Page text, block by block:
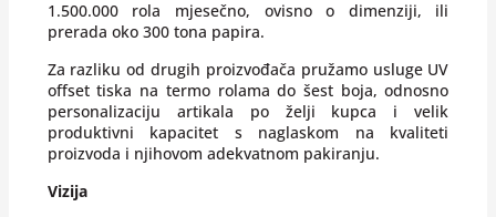
1.500.000 rola mjesečno, ovisno o dimenziji, ili
prerada oko 300 tona papira.
Za razliku od drugih proizvođača pružamo usluge UV
offset tiska na termo rolama do šest boja, odnosno
personalizaciju artikala po želji kupca i velik
produktivni kapacitet s naglaskom na kvaliteti
proizvoda i njihovom adekvatnom pakiranju.
Vizija